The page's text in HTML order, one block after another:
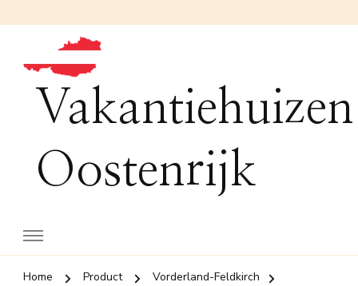
Vakantiehuizen
Oostenrijk
Home Product
Vorderland-Feldkirch